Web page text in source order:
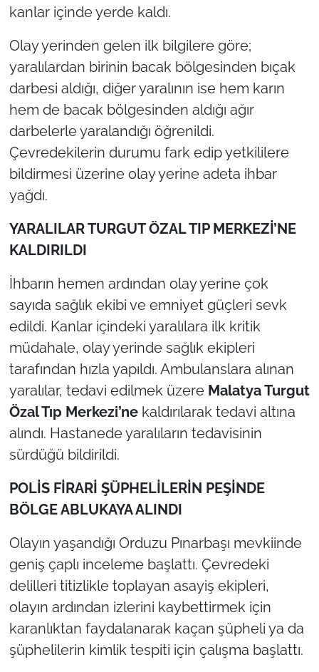
kanlar içinde yerde kaldı.
Olay yerinden gelen ilk bilgilere göre;
yaralılardan birinin bacak bölgesinden bıçak
darbesi aldığı, diğer yaralının ise hem karın
hem de bacak bölgesinden aldığı ağır
darbelerle yaralandığı öğrenildi.
Çevredekilerin durumu fark edip yetkililere
bildirmesi üzerine olay yerine adeta ihbar
yağdı.
YARALILAR TURGUT ÖZAL TIP MERKEZİ’NE
KALDIRILDI
İhbarın hemen ardından olay yerine çok
sayıda sağlık ekibi ve emniyet güçleri sevk
edildi. Kanlar içindeki yaralılara ilk kritik
müdahale, olay yerinde sağlık ekipleri
tarafından hızla yapıldı. Ambulanslara alınan
yaralılar, tedavi edilmek üzere Malatya Turgut
Özal Tıp Merkezi’nekaldırılarak tedavi altına
alındı. Hastanede yaralıların tedavisinin
sürdüğü bildirildi.
POLİS FİRARİ ŞÜPHELİLERİN PEŞİNDE
BÖLGE ABLUKAYA ALINDI
Olayın yaşandığı Orduzu Pınarbaşı mevkiinde
geniş çaplı inceleme başlattı. Çevredeki
delilleri titizlikle toplayan asayiş ekipleri,
olayın ardından izlerini kaybettirmek için
karanlıktan faydalanarak kaçan şüpheli ya da
şüphelilerin kimlik tespiti için çalışma başlattı.